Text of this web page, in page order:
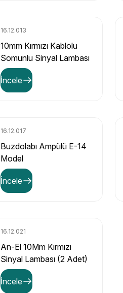
16.12.013
10mm Kırmızı Kablolu
Somunlu Sinyal Lambası
İncele
16.12.017
Buzdolabı Ampülü E-14
Model
İncele
16.12.021
An-El 10Mm Kırmızı
Sinyal Lambası (2 Adet)
İncele